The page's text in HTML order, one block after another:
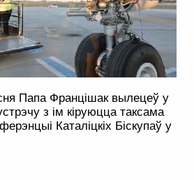
Папа Францішак вылецеў у
з ім кіруюцца таксама
Каталіцкіх Біскупаў у